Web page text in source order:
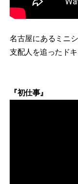
名古屋にあるミニ
支配人を追ったドキ
『初仕事』